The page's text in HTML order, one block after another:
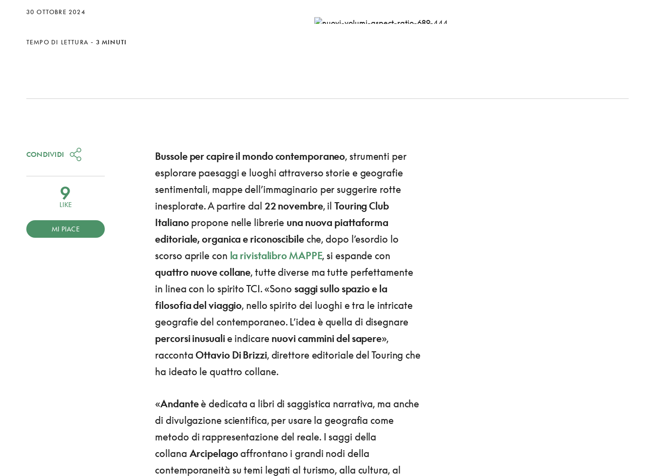
30 OTTOBRE 2024
TEMPO DI LETTURA - 3 MINUTI
Bussole per capire il mondo contemporaneo, strumenti per
esplorare paesaggi e luoghi attraverso storie e geografie
sentimentali, mappe dell’immaginario per suggerire rotte
inesplorate. A partire dal 22 novembre, ilTouring Club
Italianopropone nelle librerie una nuova piattaforma
editoriale, organica e riconoscibileche, dopo l’esordio lo
scorso aprile con la rivistalibro MAPPE, si espande con
quattro nuove collane, tutte diverse ma tutte perfettamente
in linea con lo spirito TCI. «Sono saggi sullo spazio e la
filosofia del viaggio, nello spirito dei luoghi e tra le intricate
geografie del contemporaneo. L’idea è quella di disegnare
percorsi inusualie indicare nuovi cammini del sapere»,
raccontaOttavio Di Brizzi, direttore editoriale del Touring che
ha ideato le quattro collane.
«Andante è dedicata a libri di saggistica narrativa, ma anche
di divulgazione scientifica, per usare la geografia come
metodo di rappresentazione del reale. I saggi della
collana Arcipelago affrontano i grandi nodi della
contemporaneità su temi legati al turismo, alla cultura, al
CONDIVIDI
9
LIKE
MI PIACE